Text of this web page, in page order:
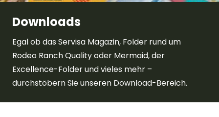
Downloads
Egal ob das Servisa Magazin, Folder rund um
Rodeo Ranch Quality oder Mermaid, der
Excellence-Folder und vieles mehr –
durchstöbern Sie unseren Download-Bereich.